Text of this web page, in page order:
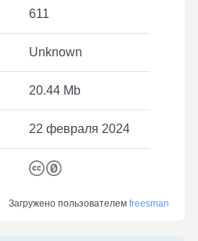
611
Unknown
20.44 Mb
22 февраля 2024
Загружено пользователем freesman